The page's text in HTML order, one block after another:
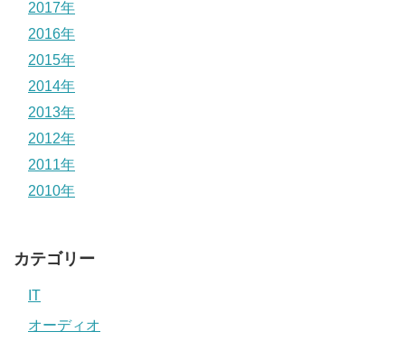
2017年
2016年
2015年
2014年
2013年
2012年
2011年
2010年
カテゴリー
IT
オーディオ